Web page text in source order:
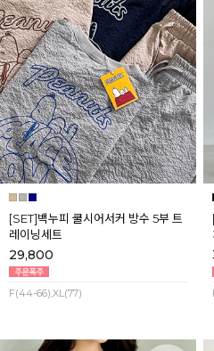
[SET]백누피 쿨시어서커 방수 5부 트
레이닝세트
29,800
F(44-66),XL(77)